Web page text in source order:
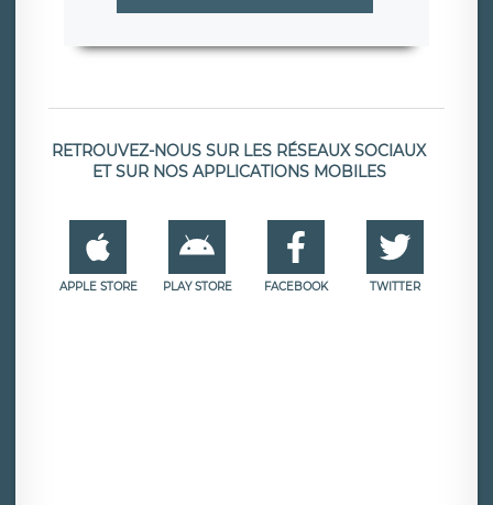
RETROUVEZ-NOUS SUR LES RÉSEAUX SOCIAUX
ET SUR NOS APPLICATIONS MOBILES
APPLE STORE PLAY STORE FACEBOOK TWITTER